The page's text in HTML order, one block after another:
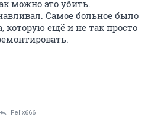
можно это убить.
Самое больное было
которую ещё и не так просто
Felix666